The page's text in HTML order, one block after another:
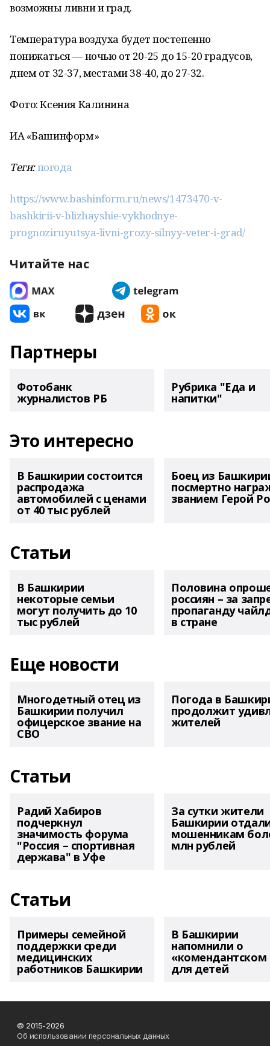
возможны ливни и град.
Температура воздуха будет постепенно
понижаться — ночью от 20-25 до 15-20 градусов,
днем от 32-37, местами 38-40, до 27-32.
Фото: Ксения Калинина
ИА «Башинформ»
Теги:погода
https://www.bashinform.ru/news/1473470-v-
bashkirii-v-blizhayshie-vykhodnye-
prognoziruyutsya-livni-grozy-silnyy-veter-i-grad/
Читайте нас
Партнеры
Фотобанк
журналистов РБ
Рубрика "Еда и
напитки"
Это интересно
В Башкирии состоится
распродажа
автомобилей с ценами
от 40 тыс рублей
Боец из
посмертно
званием Герой
Статьи
В Башкирии
некоторые семьи
могут получить до 10
тыс рублей
Половина
россиян – за
пропаганду
в стране
Еще новости
Многодетный отец из
Башкирии получил
офицерское звание на
СВО
Погода в
продолжит
жителей
Статьи
Радий Хабиров
подчеркнул
значимость форума
"Россия – спортивная
держава" в Уфе
За сутки жители
Башкирии
мошенникам
млн рублей
Статьи
Примеры семейной
поддержки среди
медицинских
работников Башкирии
В Башкирии
напомнили о
«комендантском
для детей
© 2015-2026
Об использовании персональных данных